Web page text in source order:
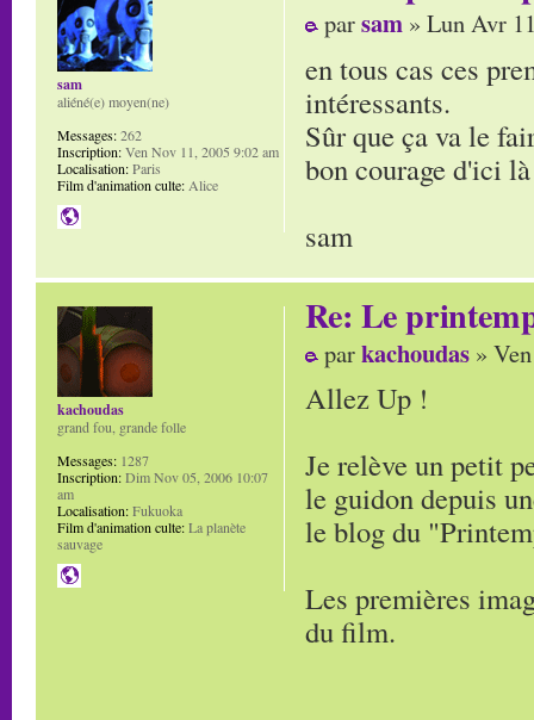
parsam » Lun Avr
en tous cas ces
intéressants.
Sûr que ça va le
bon courage d'ici
sam
sam
aliéné(e) moyen(ne)
Messages:262
Inscription:Ven Nov 11, 2005 9:02 am
Localisation:Paris
Film d'animation culte: Alice
Re: Le
parkachoudas »
Allez Up !
Je relève un petit
le guidon depuis
le blog du
Les premières
du film.
kachoudas
grand fou, grande folle
Messages: 1287
Inscription:Dim Nov 05, 2006 10:07
am
Localisation:Fukuoka
Film d'animation culte:La planète
sauvage